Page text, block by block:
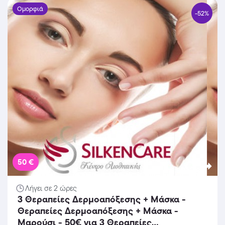
Μαρούσι!!!
Ομορφιά -52%
50 €
Λήγει σε 2 ώρες
3 Θεραπείες Δερμοαπόξεσης + Μάσκα -
Θεραπείες Δερμοαπόξεσης + Μάσκα -
Μαρούσι - 50€ για 3 Θεραπείες